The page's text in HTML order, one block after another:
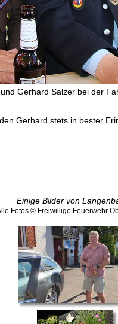
Gerhard Salzer bei der
Gerhard stets in bester
Einige Bilder von
Fotos © Freiwillige Feuerwehr